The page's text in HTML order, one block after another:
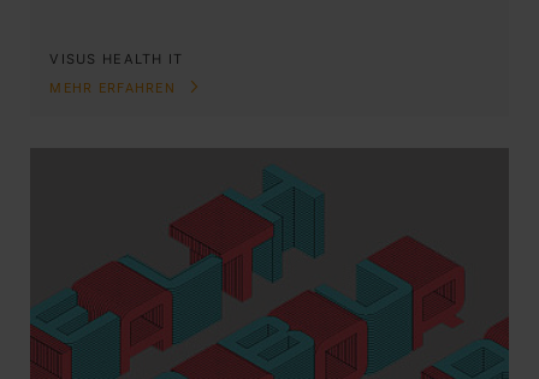
VISUS HEALTH IT
MEHR ERFAHREN